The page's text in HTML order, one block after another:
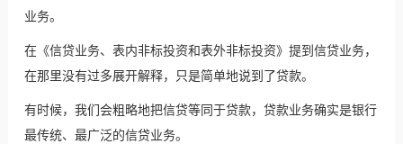
业务。
在《信贷业务、表内非标投资和表外非标投资》提到信贷业务，
在那里没有过多展开解释，只是简单地说到了贷款。
有时候，我们会粗略地把信贷等同于贷款，贷款业务确实是银行
最传统、最广泛的信贷业务。